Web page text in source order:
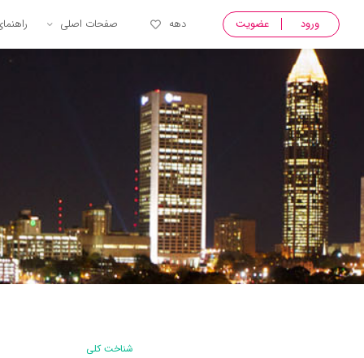
ورود عضویت دهه صفحات اصلی
شناخت کلی